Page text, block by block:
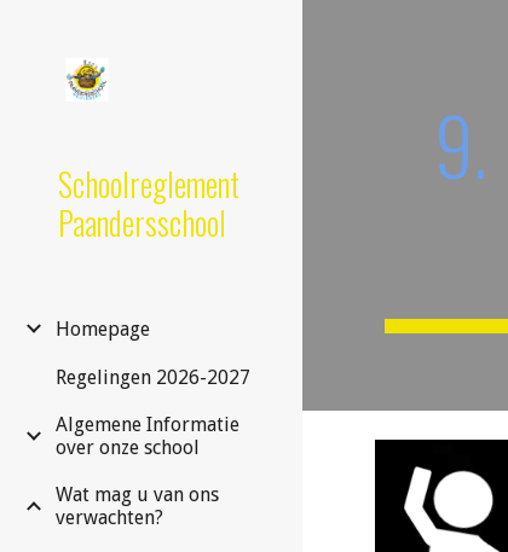
Schoolreglement
Paandersschool
Homepage
Regelingen 2026-2027
Algemene Informatie
over onze school
Wat mag u van ons
verwachten?
9.